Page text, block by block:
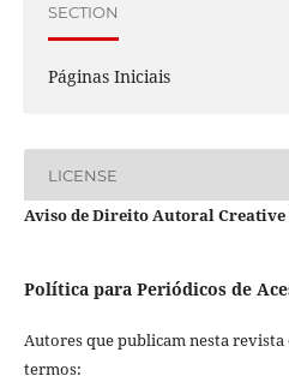
SECTION
Páginas Iniciais
LICENSE
Aviso de Direito Autoral Creative
Política para Periódicos de
Autores que publicam nesta
termos: